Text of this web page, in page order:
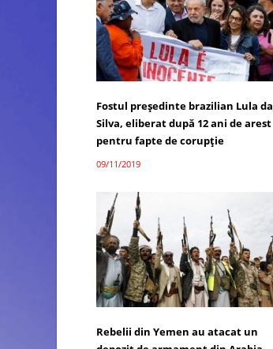
Fostul preşedinte brazilian Lula da
Silva, eliberat după 12 ani de arest
pentru fapte de corupţie
09/11/2019
Rebelii din Yemen au atacat un